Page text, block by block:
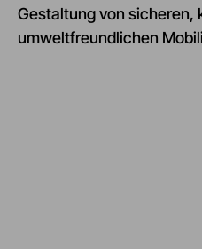
Gestaltung von sicheren,
umweltfreundlichen